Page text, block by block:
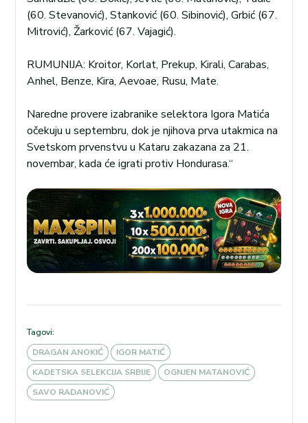
(60. Stevanović), Stanković (60. Sibinović), Grbić (67.
Mitrović), Žarković (67. Vajagić).
RUMUNIJA: Kroitor, Korlat, Prekup, Kirali, Carabas,
Anhel, Benze, Kira, Aevoae, Rusu, Mate.
Naredne provere izabranike selektora Igora Matića
očekuju u septembru, dok je njihova prva utakmica na
Svetskom prvenstvu u Kataru zakazana za 21.
novembar, kada će igrati protiv Hondurasa.“
Tagovi:
DRAGAN ANOKIĆ
IGOR MATIĆ
KADETSKA SELEKCIJA SRBIJE
OGNJEN MATANOVIĆ
SAVO RADANOVIĆ